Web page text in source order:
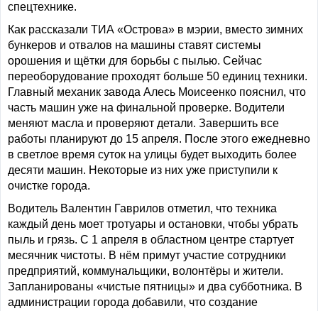
спецтехнике.
Как рассказали ТИА «Острова» в мэрии, вместо зимних
бункеров и отвалов на машины ставят системы
орошения и щётки для борьбы с пылью. Сейчас
переоборудование проходят больше 50 единиц техники.
Главный механик завода Алесь Моисеенко пояснил, что
часть машин уже на финальной проверке. Водители
меняют масла и проверяют детали. Завершить все
работы планируют до 15 апреля. После этого ежедневно
в светлое время суток на улицы будет выходить более
десяти машин. Некоторые из них уже приступили к
очистке города.
Водитель Валентин Гаврилов отметил, что техника
каждый день моет тротуары и остановки, чтобы убрать
пыль и грязь. С 1 апреля в областном центре стартует
месячник чистоты. В нём примут участие сотрудники
предприятий, коммунальщики, волонтёры и жители.
Запланированы «чистые пятницы» и два субботника. В
администрации города добавили, что создание